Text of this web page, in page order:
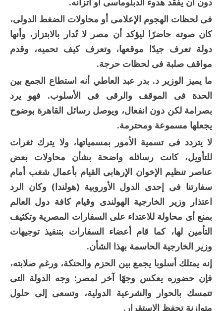
فى لحظات الهجوم الإعلامى أو محاولات الضغط الدولى،
كان صوته حاضرًا ليؤكد أن مصر لا تُدار بالابتزاز، وأنها
دولة تعرف جيدًا موقعها، وتعرف كيف تحميه، وقدم
مواقف صلبة فى لحظات حرجة.
ما يميز الوزير د. بدر عبد العاطي أنه استطاع الجمع بين
الحدة فى الموقف والرقى فى الأسلوب. فهو يرد
بصرامة لكن دون انفعال، ويوصل رسائل القاهرة بوضوح
يجعلها مسموعة ومحترمة.
لا يتردد فى تسمية الأمور بمسمياتها، ولا يترك ثغرات
للتأويل، كانت رسائله واضحة بشأن محاولات بعض
عناصر تنظيم الإخوان الإرهابى القيام بأعمال شغب أمام
سفارتنا فى إحدى الدول الأوروبية (هولندا) وكان الرد
اعتذار وزير الخارجية الهولندى وقيام كافة دول العالم
بمنع أى محاولة للاعتداء على السفارات المصرية وتكثيف
التأمين لها، كما قام أعضاء السفارات بتنفيذ توجيهات
وزير الخارجية الحاسمة بهذا الشأن.
إنه يمتلك أسلوبا يجمع بين الحزم والحنكة، ورغم صلابته،
فإن حضوره يعكس وجهًا آخر لمصر: وجه الدولة التى
تتمسك بالحوار والشرعية الدولية، وتسعى إلى حلول
متوازنة تحفظ الاستقرار.